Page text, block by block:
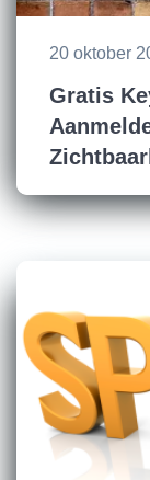
20 oktober
Gratis